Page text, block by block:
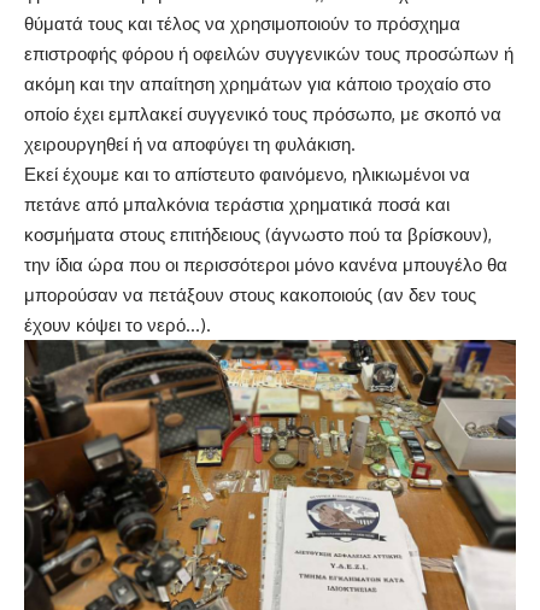
θύματά τους και τέλος να χρησιμοποιούν το πρόσχημα
επιστροφής φόρου ή οφειλών συγγενικών τους προσώπων ή
ακόμη και την απαίτηση χρημάτων για κάποιο τροχαίο στο
οποίο έχει εμπλακεί συγγενικό τους πρόσωπο, με σκοπό να
χειρουργηθεί ή να αποφύγει τη φυλάκιση.
Εκεί έχουμε και το απίστευτο φαινόμενο, ηλικιωμένοι να
πετάνε από μπαλκόνια τεράστια χρηματικά ποσά και
κοσμήματα στους επιτήδειους (άγνωστο πού τα βρίσκουν),
την ίδια ώρα που οι περισσότεροι μόνο κανένα μπουγέλο θα
μπορούσαν να πετάξουν στους κακοποιούς (αν δεν τους
έχουν κόψει το νερό…).